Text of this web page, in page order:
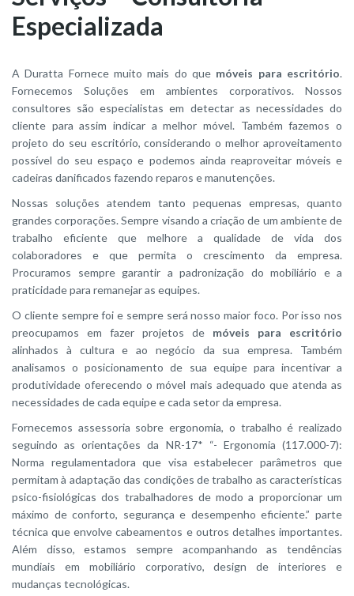
Especializada
A Duratta Fornece muito mais do que móveis para escritório.
Fornecemos Soluções em ambientes corporativos. Nossos
consultores são especialistas em detectar as necessidades do
cliente para assim indicar a melhor móvel. Também fazemos o
projeto do seu escritório, considerando o melhor aproveitamento
possível do seu espaço e podemos ainda reaproveitar móveis e
cadeiras danificados fazendo reparos e manutenções.
Nossas soluções atendem tanto pequenas empresas, quanto
grandes corporações. Sempre visando a criação de um ambiente de
trabalho eficiente que melhore a qualidade de vida dos
colaboradores e que permita o crescimento da empresa.
Procuramos sempre garantir a padronização do mobiliário e a
praticidade para remanejar as equipes.
O cliente sempre foi e sempre será nosso maior foco. Por isso nos
preocupamos em fazer projetos de móveis para escritório
alinhados à cultura e ao negócio da sua empresa. Também
analisamos o posicionamento de sua equipe para incentivar a
produtividade oferecendo o móvel mais adequado que atenda as
necessidades de cada equipe e cada setor da empresa.
Fornecemos assessoria sobre ergonomia, o trabalho é realizado
seguindo as orientações da NR-17* “- Ergonomia (117.000-7):
Norma regulamentadora que visa estabelecer parâmetros que
permitam à adaptação das condições de trabalho as características
psico-fisiológicas dos trabalhadores de modo a proporcionar um
máximo de conforto, segurança e desempenho eficiente.” parte
técnica que envolve cabeamentos e outros detalhes importantes.
Além disso, estamos sempre acompanhando as tendências
mundiais em mobiliário corporativo, design de interiores e
mudanças tecnológicas.